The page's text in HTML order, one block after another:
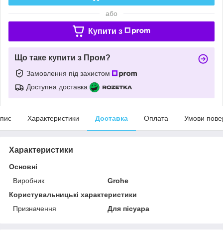
або
Купити з
Що таке купити з Пром?
Замовлення під захистом
Доступна доставка
Характеристики Доставка Оплата Умови
Характеристики
Основні
Виробник
Grohe
Користувальницькі характеристики
Призначення
Для пісуара